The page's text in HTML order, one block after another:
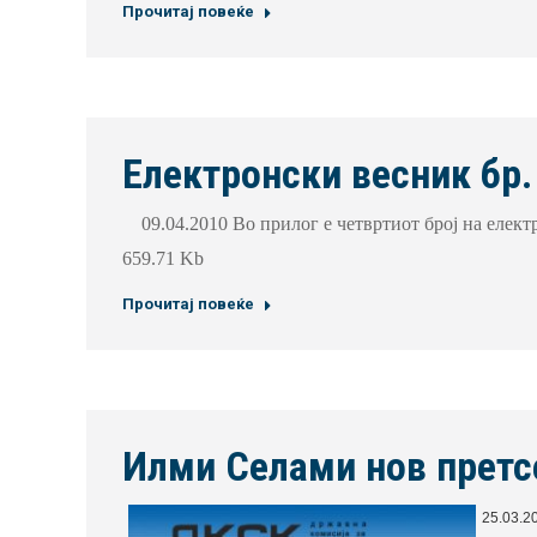
Прочитај повеќе
Електронски весник
09.04.2010 Во прилог е четвртиот број на
659.71 Kb
Прочитај повеќе
Илми Селами нов